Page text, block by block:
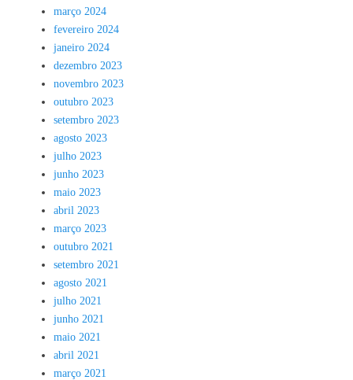
março 2024
fevereiro 2024
janeiro 2024
dezembro 2023
novembro 2023
outubro 2023
setembro 2023
agosto 2023
julho 2023
junho 2023
maio 2023
abril 2023
março 2023
outubro 2021
setembro 2021
agosto 2021
julho 2021
junho 2021
maio 2021
abril 2021
março 2021